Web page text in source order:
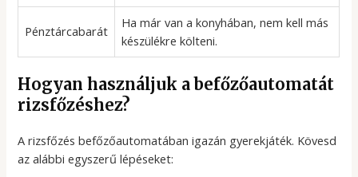
Pénztárcabarát
Ha már van a konyhában, nem kell más
készülékre költeni.
Hogyan használjuk a befőzőautomatát
rizsfőzéshez?
A rizsfőzés befőzőautomatában igazán gyerekjáték. Kövesd
az alábbi egyszerű lépéseket: